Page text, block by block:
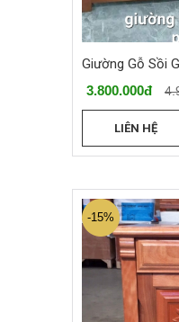
Giường Gỗ Sồi
3.800.000đ
LIÊN HỆ
-15%